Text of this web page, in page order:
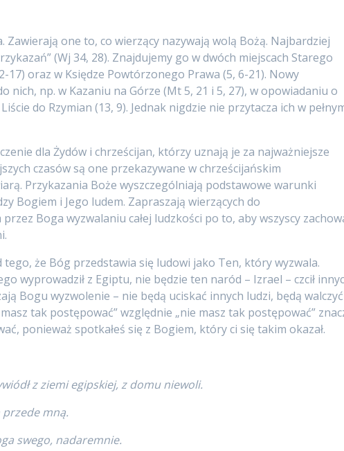
Zawierają one to, co wierzący nazywają wolą Bożą. Najbardziej
(Wj 34, 28). Znajdujemy go w dwóch miejscach Starego
17) oraz w Księdze Powtórzonego Prawa (5, 6-21). Nowy
nich, np. w Kazaniu na Górze (Mt 5, 21 i 5, 27), w opowiadaniu o
do Rzymian (13, 9). Jednak nigdzie nie przytacza ich w
dla Żydów i chrześcijan, którzy uznają je za najważniejsze
czasów są one przekazywane w chrześcijańskim
Przykazania Boże wyszczególniają podstawowe warunki
Bogiem i Jego ludem. Zapraszają wierzących do
Boga wyzwalaniu całej ludzkości po to, aby wszyscy
tego, że Bóg przedstawia się ludowi jako Ten, który wyzwala.
wyprowadził z Egiptu, nie będzie ten naród – Izrael – czcił
Bogu wyzwolenie – nie będą uciskać innych ludzi, będą
tak postępować” względnie „nie masz tak postępować”
ponieważ spotkałeś się z Bogiem, który ci się takim okazał.
z ziemi egipskiej, z domu niewoli.
mną.
swego, nadaremnie.